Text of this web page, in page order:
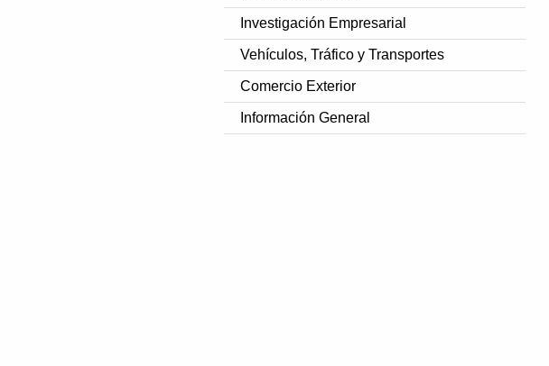
Investigación Empresarial
Vehículos, Tráfico y Transportes
Comercio Exterior
Información General